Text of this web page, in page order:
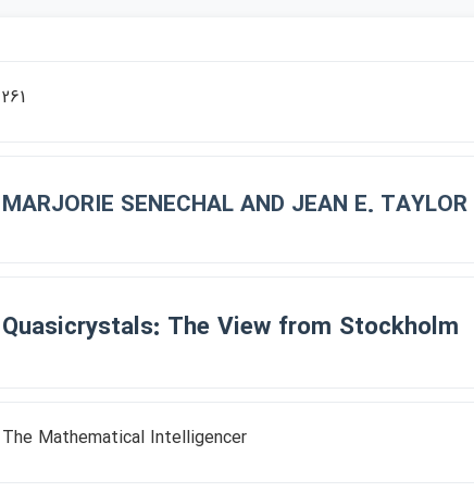
261
MARJORIE SENECHAL AND JEAN E. TAYLOR
Quasicrystals: The View from Stockholm
The Mathematical Intelligencer